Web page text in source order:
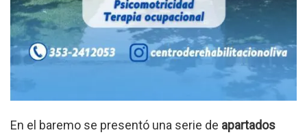
En el baremo se presentó una serie de apartados